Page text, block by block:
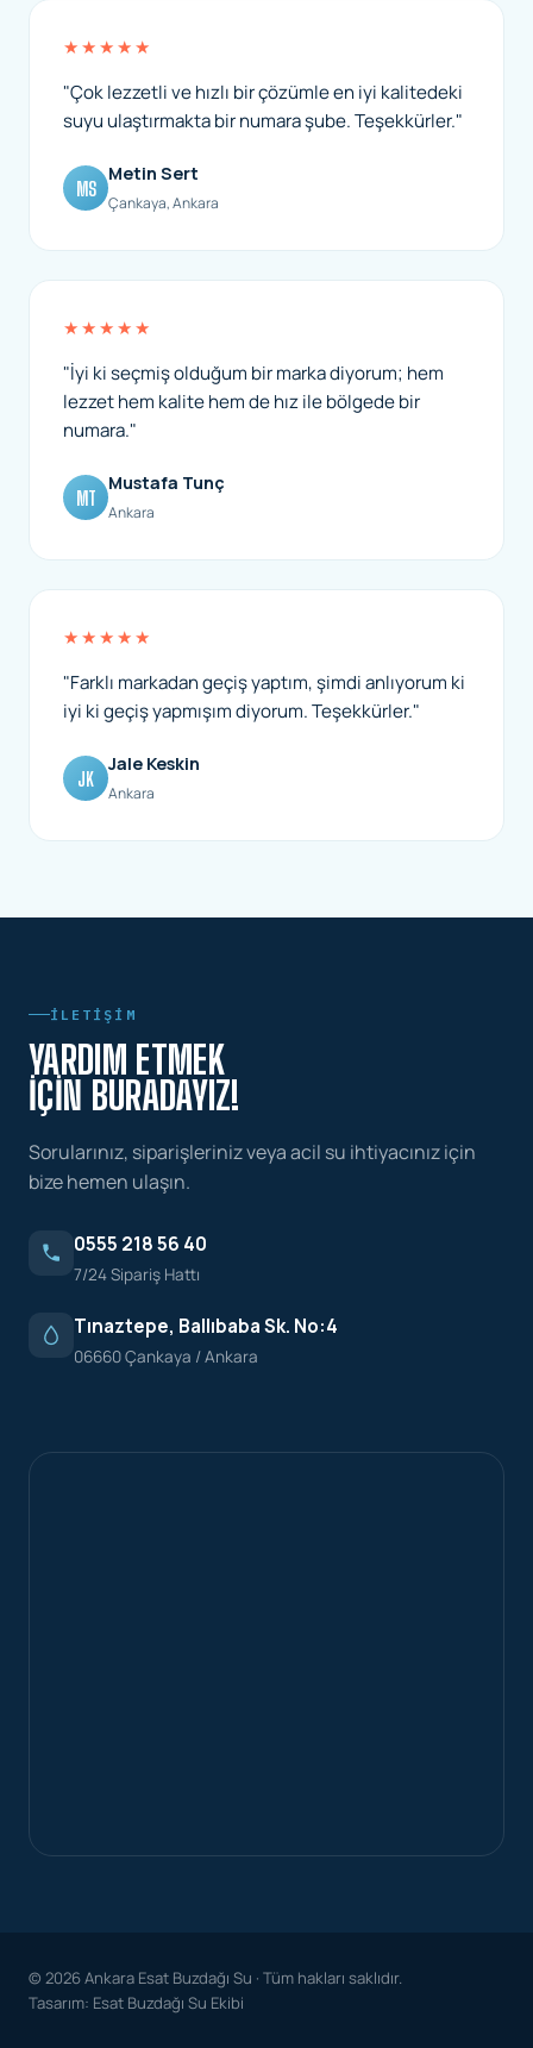
★★★★★
"Çok lezzetli ve hızlı bir çözümle en iyi kalitedeki
suyu ulaştırmakta bir numara şube. Teşekkürler."
MS
Metin Sert
Çankaya, Ankara
★★★★★
"İyi ki seçmiş olduğum bir marka diyorum; hem
lezzet hem kalite hem de hız ile bölgede bir
numara."
MT
Mustafa Tunç
Ankara
★★★★★
"Farklı markadan geçiş yaptım, şimdi anlıyorum ki
iyi ki geçiş yapmışım diyorum. Teşekkürler."
JK
Jale Keskin
Ankara
İLETIŞIM
YARDIM ETMEK
İÇIN BURADAYIZ!
Sorularınız, siparişleriniz veya acil su ihtiyacınız için
bize hemen ulaşın.
0555 218 56 40
7/24 Sipariş Hattı
Tınaztepe, Ballıbaba Sk. No:4
06660 Çankaya / Ankara
© 2026 Ankara Esat Buzdağı Su · Tüm hakları saklıdır.
Tasarım: Esat Buzdağı Su Ekibi